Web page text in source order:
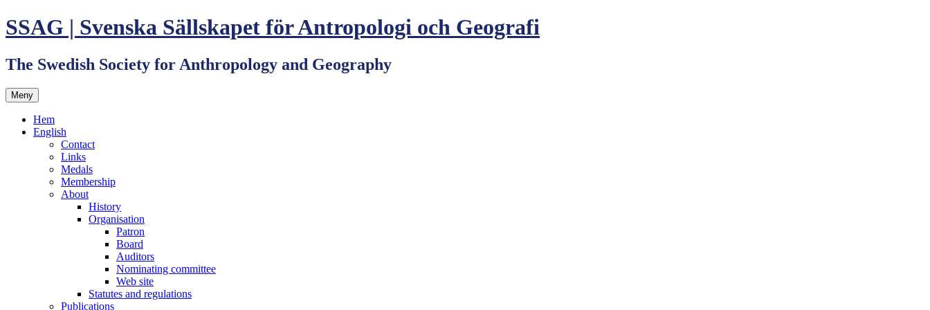
Hoppa
till
SSAG | Svenska Sällskapet för Antropologi och Geografi
The Swedish Society for Anthropology and Geography
Meny
Hem
English
Contact
Links
Medals
Membership
About
History
Organisation
Patron
Board
Auditors
Nominating committee
Web site
Statutes and regulations
Publications